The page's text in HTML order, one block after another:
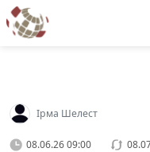
Ірма Шелест
08.06.26 09:00